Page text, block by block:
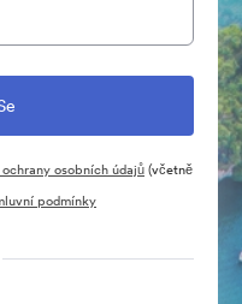
osobních údajů(včetně
podmínky